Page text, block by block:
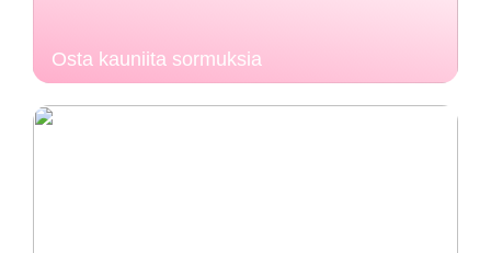
Osta kauniita sormuksia